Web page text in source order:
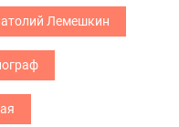
Лемешкин